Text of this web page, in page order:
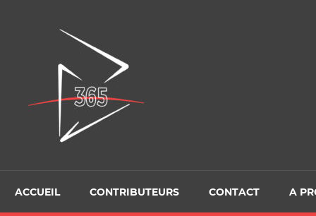
ACCUEIL CONTRIBUTEURS CONTACT A